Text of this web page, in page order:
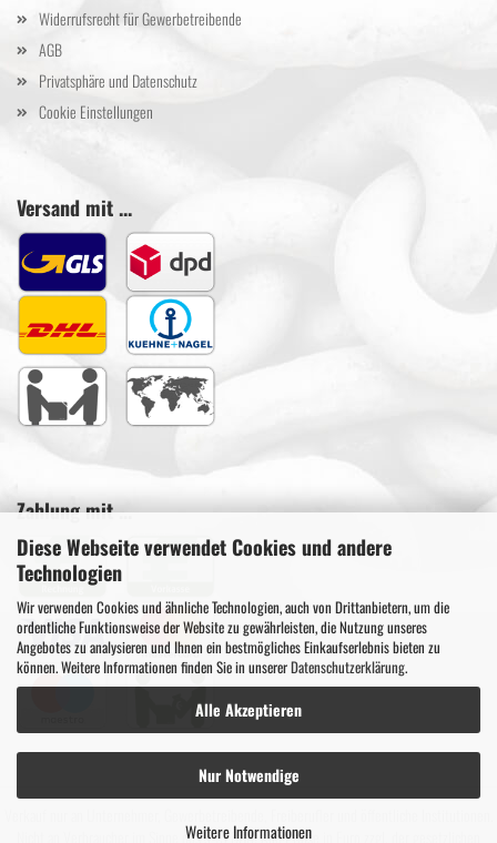
Diese Webseite verwendet Cookies und andere
Technologien
Wir verwenden Cookies und ähnliche Technologien, auch von Drittanbietern, um die
ordentliche Funktionsweise der Website zu gewährleisten, die Nutzung unseres
Angebotes zu analysieren und Ihnen ein bestmögliches Einkaufserlebnis bieten zu
können. Weitere Informationen finden Sie in unsererDatenschutzerklärung.
Alle Akzeptieren
Nur Notwendige
Weitere Informationen
Widerrufsrecht für Gewerbetreibende
AGB
Privatsphäre und Datenschutz
Cookie Einstellungen
Versand mit ...
Zahlung mit ...
Nicht an Verbraucher im Sinne des § 13 BGB. Alle Preise in Euro zzgl. der gesetzlichen